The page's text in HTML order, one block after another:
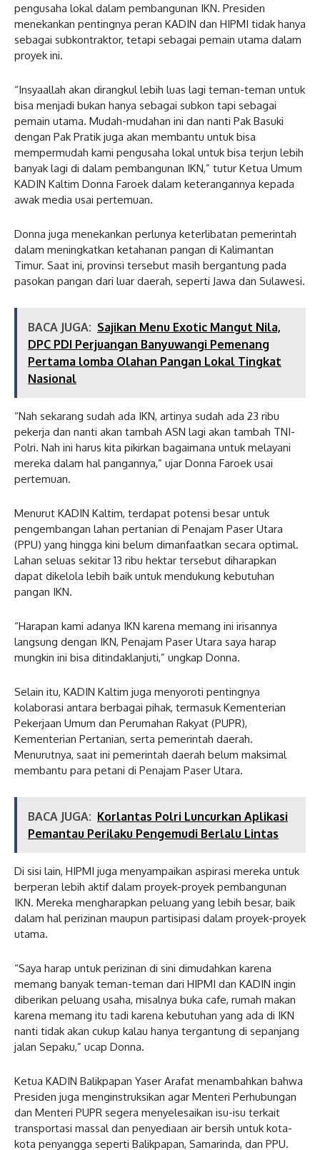
pengusaha lokal dalam pembangunan IKN. Presiden
menekankan pentingnya peran KADIN dan HIPMI tidak hanya
sebagai subkontraktor, tetapi sebagai pemain utama dalam
proyek ini.
“Insyaallah akan dirangkul lebih luas lagi teman-teman untuk
bisa menjadi bukan hanya sebagai subkon tapi sebagai
pemain utama. Mudah-mudahan ini dan nanti Pak Basuki
dengan Pak Pratik juga akan membantu untuk bisa
mempermudah kami pengusaha lokal untuk bisa terjun lebih
banyak lagi di dalam pembangunan IKN,” tutur Ketua Umum
KADIN Kaltim Donna Faroek dalam keterangannya kepada
awak media usai pertemuan.
Donna juga menekankan perlunya keterlibatan pemerintah
dalam meningkatkan ketahanan pangan di Kalimantan
Timur. Saat ini, provinsi tersebut masih bergantung pada
pasokan pangan dari luar daerah, seperti Jawa dan Sulawesi.
BACA JUGA: Sajikan Menu Exotic Mangut Nila,
DPC PDI Perjuangan Banyuwangi Pemenang
Pertama lomba Olahan Pangan Lokal Tingkat
Nasional
“Nah sekarang sudah ada IKN, artinya sudah ada 23 ribu
pekerja dan nanti akan tambah ASN lagi akan tambah TNI-
Polri. Nah ini harus kita pikirkan bagaimana untuk melayani
mereka dalam hal pangannya,” ujar Donna Faroek usai
pertemuan.
Menurut KADIN Kaltim, terdapat potensi besar untuk
pengembangan lahan pertanian di Penajam Paser Utara
(PPU) yang hingga kini belum dimanfaatkan secara optimal.
Lahan seluas sekitar 13 ribu hektar tersebut diharapkan
dapat dikelola lebih baik untuk mendukung kebutuhan
pangan IKN.
“Harapan kami adanya IKN karena memang ini irisannya
langsung dengan IKN, Penajam Paser Utara saya harap
mungkin ini bisa ditindaklanjuti,” ungkap Donna.
Selain itu, KADIN Kaltim juga menyoroti pentingnya
kolaborasi antara berbagai pihak, termasuk Kementerian
Pekerjaan Umum dan Perumahan Rakyat (PUPR),
Kementerian Pertanian, serta pemerintah daerah.
Menurutnya, saat ini pemerintah daerah belum maksimal
membantu para petani di Penajam Paser Utara.
BACA JUGA: Korlantas Polri Luncurkan Aplikasi
Pemantau Perilaku Pengemudi Berlalu Lintas
Di sisi lain, HIPMI juga menyampaikan aspirasi mereka untuk
berperan lebih aktif dalam proyek-proyek pembangunan
IKN. Mereka mengharapkan peluang yang lebih besar, baik
dalam hal perizinan maupun partisipasi dalam proyek-proyek
utama.
“Saya harap untuk perizinan di sini dimudahkan karena
memang banyak teman-teman dari HIPMI dan KADIN ingin
diberikan peluang usaha, misalnya buka cafe, rumah makan
karena memang itu tadi karena kebutuhan yang ada di IKN
nanti tidak akan cukup kalau hanya tergantung di sepanjang
jalan Sepaku,” ucap Donna.
Ketua KADIN Balikpapan Yaser Arafat menambahkan bahwa
Presiden juga menginstruksikan agar Menteri Perhubungan
dan Menteri PUPR segera menyelesaikan isu-isu terkait
transportasi massal dan penyediaan air bersih untuk kota-
kota penyangga seperti Balikpapan, Samarinda, dan PPU.